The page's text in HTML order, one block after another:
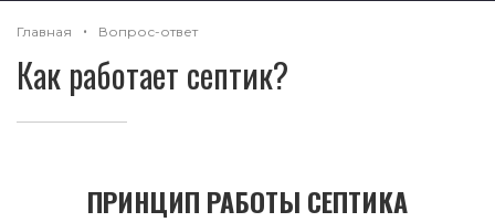
Главная Вопрос-ответ
Как работает септик?
ПРИНЦИП РАБОТЫ СЕПТИКА